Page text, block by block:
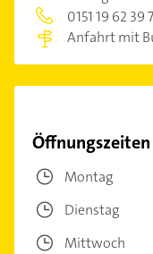
0151 19 62 39
Anfahrt mit
Öffnungszeiten
Montag
Dienstag
Mittwoch